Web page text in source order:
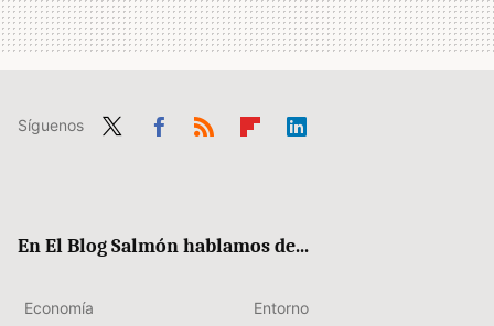
Síguenos
En El Blog Salmón hablamos de...
Economía Entorno